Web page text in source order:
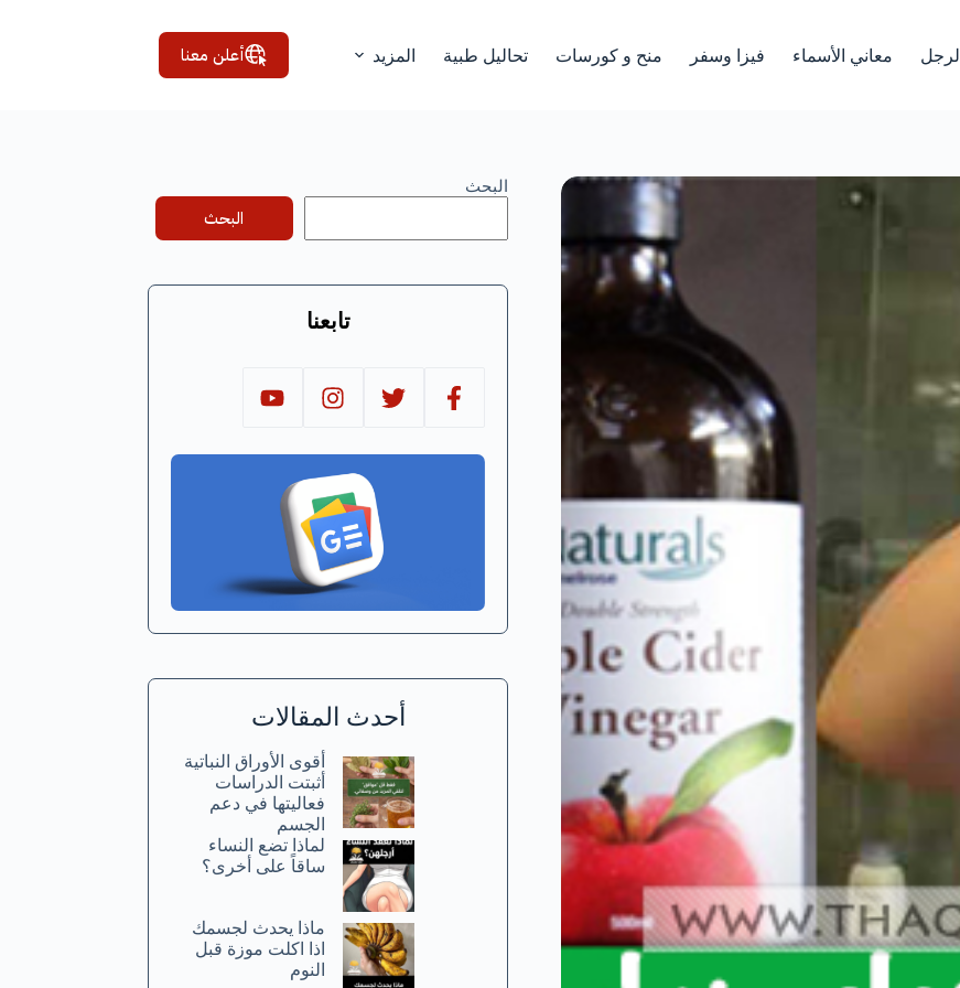
الرجل معاني الأسماء فيزا وسفر منح و كورسات تحاليل طبية المزيد أعلن معنا
البحث
البحث
تابعنا
أحدث المقالات
أقوى الأوراق النباتية
أثبتت الدراسات
فعاليتها في دعم
الجسم
لماذا تضع النساء
ساقاً على أخرى؟
ماذا يحدث لجسمك
اذا اكلت موزة قبل
النوم